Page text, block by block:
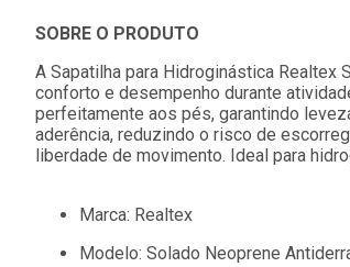
SOBRE O PRODUTO
A Sapatilha para Hidroginástica Realtex
conforto e desempenho durante
perfeitamente aos pés, garantindo
aderência, reduzindo o risco de
liberdade de movimento. Ideal para
Marca: Realtex
Modelo: Solado Neoprene